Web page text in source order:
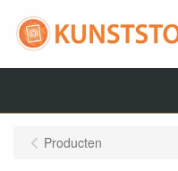
Producten